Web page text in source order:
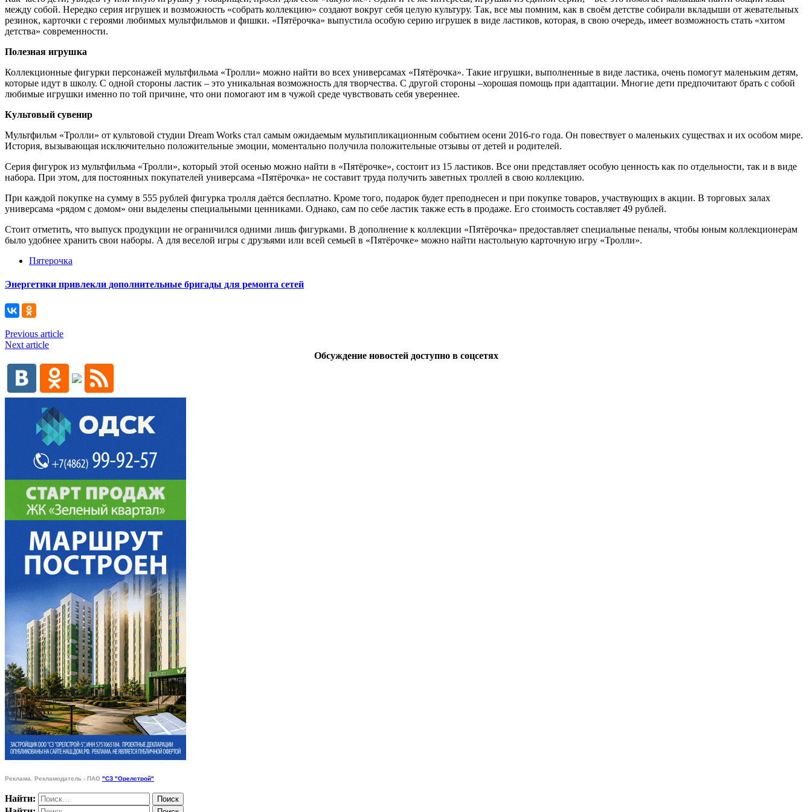
между собой. Нередко серия игрушек и возможность «собрать коллекцию» создают вокруг себя целую культуру. Так, все мы помним, как в своём детстве собирали вкладыши от жевательных
резинок, карточки с героями любимых мультфильмов и фишки. «Пятёрочка» выпустила особую серию игрушек в виде ластиков, которая, в свою очередь, имеет возможность стать «хитом
детства» современности.
Полезная игрушка
Коллекционные фигурки персонажей мультфильма «Тролли» можно найти во всех универсамах «Пятёрочка». Такие игрушки, выполненные в виде ластика, очень помогут маленьким детям,
которые идут в школу. С одной стороны ластик – это уникальная возможность для творчества. С другой стороны –хорошая помощь при адаптации. Многие дети предпочитают брать с собой
любимые игрушки именно по той причине, что они помогают им в чужой среде чувствовать себя увереннее.
Культовый сувенир
Мультфильм «Тролли» от культовой студии Dream Works стал самым ожидаемым мультипликационным событием осени 2016-го года. Он повествует о маленьких существах и их особом мире.
История, вызывающая исключительно положительные эмоции, моментально получила положительные отзывы от детей и родителей.
Серия фигурок из мультфильма «Тролли», который этой осенью можно найти в «Пятёрочке», состоит из 15 ластиков. Все они представляет особую ценность как по отдельности, так и в виде
набора. При этом, для постоянных покупателей универсама «Пятёрочка» не составит труда получить заветных троллей в свою коллекцию.
При каждой покупке на сумму в 555 рублей фигурка тролля даётся бесплатно. Кроме того, подарок будет преподнесен и при покупке товаров, участвующих в акции. В торговых залах
универсама «рядом с домом» они выделены специальными ценниками. Однако, сам по себе ластик также есть в продаже. Его стоимость составляет 49 рублей.
Стоит отметить, что выпуск продукции не ограничился одними лишь фигурками. В дополнение к коллекции «Пятёрочка» предоставляет специальные пеналы, чтобы юным коллекционерам
было удобнее хранить свои наборы. А для веселой игры с друзьями или всей семьей в «Пятёрочке» можно найти настольную карточную игру «Тролли».
Пятерочка
Энергетики привлекли дополнительные бригады для ремонта сетей
Previous article
Next article
Обсуждение новостей доступно в соцсетях
Реклама. Рекламодатель - ПАО "СЗ "Орелстрой"
Найти: